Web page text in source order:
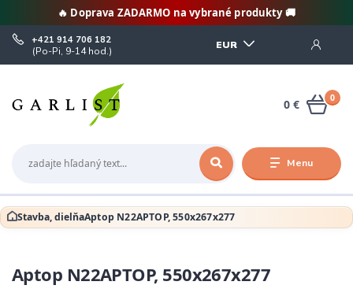
🔥 Doprava ZADARMO na vybrané produkty 🚚
Menu
EUR
+421 914 706 182
(Po-Pi, 9-14 hod.)
0
0 €
Stavba, dielňaAptop N22APTOP, 550x267x277
Aptop N22APTOP, 550x267x277